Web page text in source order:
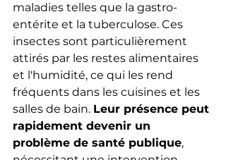
maladies telles que la gastro-
entérite et la tuberculose. Ces
insectes sont particulièrement
attirés par les restes alimentaires
et l'humidité, ce qui les rend
fréquents dans les cuisines et les
salles de bain. Leur présence peut
rapidement devenir un
problème de santé publique,